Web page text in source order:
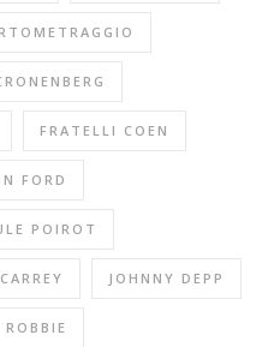
FRATELLI COEN
FORD
POIROT
JOHNNY DEPP